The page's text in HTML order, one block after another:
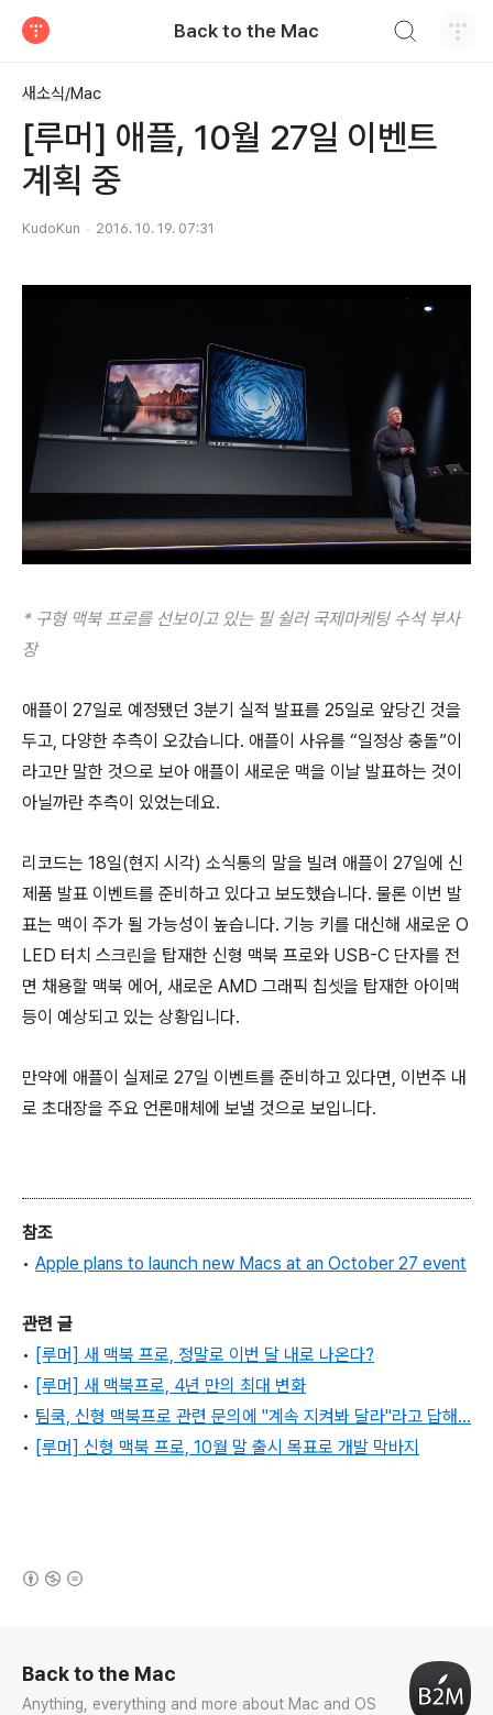
Back to the Mac
새소식/Mac
[루머] 애플, 10월 27일 이벤트
계획 중
KudoKun 2016. 10. 19. 07:31
* 구형 맥북 프로를 선보이고 있는 필 쉴러 국제마케팅 수석 부사
장
애플이 27일로 예정됐던 3분기 실적 발표를 25일로 앞당긴 것을
두고, 다양한 추측이 오갔습니다. 애플이 사유를 “일정상 충돌”이
라고만 말한 것으로 보아 애플이 새로운 맥을 이날 발표하는 것이
아닐까란 추측이 있었는데요.
리코드는 18일(현지 시각) 소식통의 말을 빌려 애플이 27일에 신
제품 발표 이벤트를 준비하고 있다고 보도했습니다. 물론 이번 발
표는 맥이 주가 될 가능성이 높습니다. 기능 키를 대신해 새로운 O
LED 터치 스크린을 탑재한 신형 맥북 프로와 USB-C 단자를 전
면 채용할 맥북 에어, 새로운 AMD 그래픽 칩셋을 탑재한 아이맥
등이 예상되고 있는 상황입니다.
만약에 애플이 실제로 27일 이벤트를 준비하고 있다면, 이번주 내
로 초대장을 주요 언론매체에 보낼 것으로 보입니다.
참조
• Apple plans to launch new Macs at an October 27 event
관련 글
• [루머] 새 맥북 프로, 정말로 이번 달 내로 나온다?
• [루머] 새 맥북프로, 4년 만의 최대 변화
• 팀쿡, 신형 맥북프로 관련 문의에 "계속 지켜봐 달라"라고 답해…
• [루머] 신형 맥북 프로, 10월 말 출시 목표로 개발 막바지
Back to the Mac
Anything, everything and more about Mac and OS